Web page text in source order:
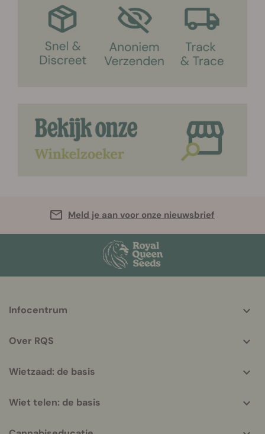
Meld je aan voor onze nieuwsbrief
helpful
Infocentrum
Over RQS
Wietzaad: de basis
Wiet telen: de basis